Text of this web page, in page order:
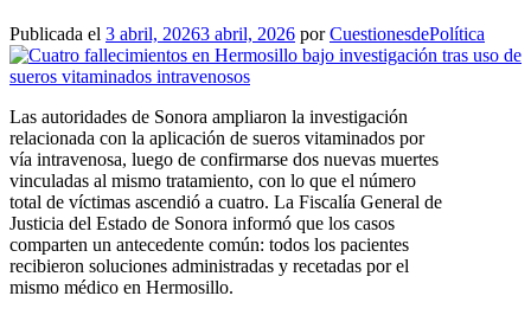
Publicada el 3 abril, 20263 abril, 2026 porCuestionesdePolítica
Las autoridades de Sonora ampliaron la investigación
relacionada con la aplicación de sueros vitaminados por
vía intravenosa, luego de confirmarse dos nuevas muertes
vinculadas al mismo tratamiento, con lo que el número
total de víctimas ascendió a cuatro. La Fiscalía General de
Justicia del Estado de Sonora informó que los casos
comparten un antecedente común: todos los pacientes
recibieron soluciones administradas y recetadas por el
mismo médico en Hermosillo.